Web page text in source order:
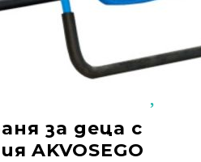
за деца с
AKVOSEGO